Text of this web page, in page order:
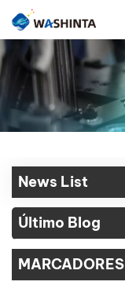
Mix Color Online
News List
Último Blog
MARCADORES